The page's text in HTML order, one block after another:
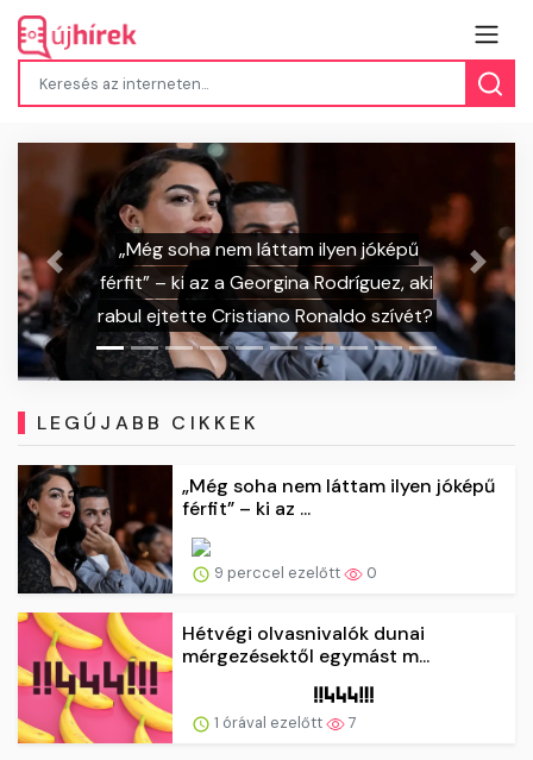
„Még soha nem láttam ilyen jóképű
– ki az a Georgina Rodríguez, aki
ejtette Cristiano Ronaldo szívét?
Előző
LEGÚJABB CIKKEK
„Még soha nem láttam ilyen jóképű
férfit” – ki az ...
9 perccel ezelőtt 0
Hétvégi olvasnivalók dunai
mérgezésektől egymást m...
1 órával ezelőtt 7